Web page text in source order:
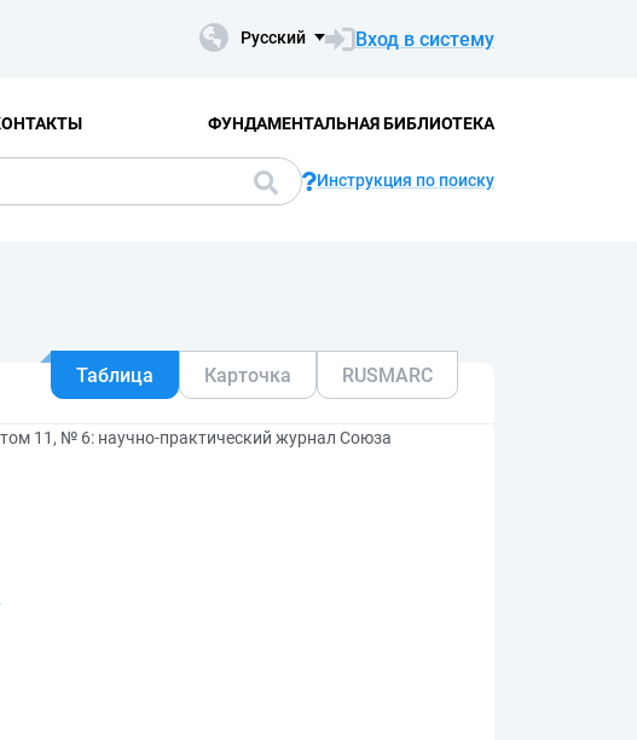
Русский Вход в систему
ФУНДАМЕНТАЛЬНАЯ БИБЛИОТЕКА
Инструкция по поиску
Таблица Карточка RUSMARC
11, № 6: научно-практический журнал Союза